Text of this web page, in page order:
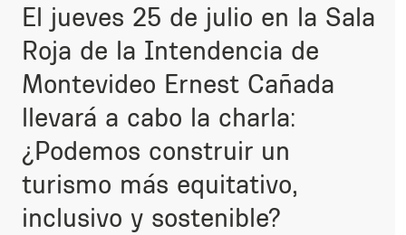
El jueves 25 de julio en la Sala
Roja de la Intendencia de
Montevideo Ernest Cañada
llevará a cabo la charla:
¿Podemos construir un
turismo más equitativo,
inclusivo y sostenible?